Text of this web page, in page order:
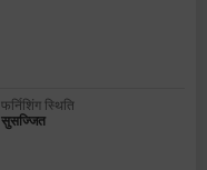
फर्निशिंग स्थिति
सुसज्जित